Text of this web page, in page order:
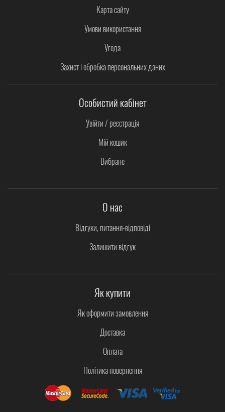
Карта сайту
Умови використання
Угода
Захист і обробка персональних даних
Особистий кабінет
Увійти / реєстрація
Мій кошик
Вибране
О нас
Відгуки, питання-відповіді
Залишити відгук
Як купити
Як оформити замовлення
Доставка
Оплата
Політика повернення